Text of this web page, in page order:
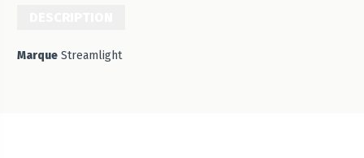
Marque Streamlight